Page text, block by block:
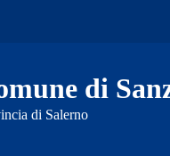
di
di Salerno